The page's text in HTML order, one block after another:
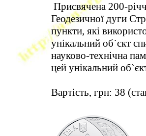
Присвячена 200-
Геодезичної дуги
пункти, які
унікальний об`єкт
науково-технічна
цей унікальний
Вартість, грн: 38